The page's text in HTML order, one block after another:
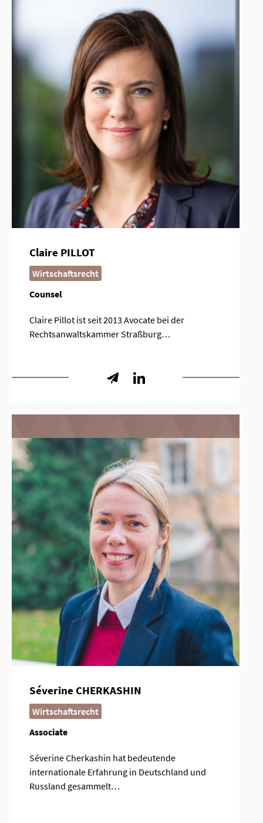
Claire PILLOT
Wirtschaftsrecht
Counsel
Claire Pillot ist seit 2013 Avocate bei der
Rechtsanwaltskammer Straßburg…
Séverine CHERKASHIN
Wirtschaftsrecht
Associate
Séverine Cherkashin hat bedeutende
internationale Erfahrung in Deutschland und
Russland gesammelt…